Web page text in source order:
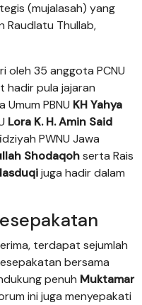
(mujalasah) yang
Raudlatu Thullab,
oleh 35 anggota PCNU
hadir pula jajaran
PBNU KH Yahya
Lora K. H. Amin Said
PWNU Jawa
Shodaqohserta Rais
juga hadir dalam
terdapat sejumlah
bersama
penuh Muktamar
ini juga menyepakati